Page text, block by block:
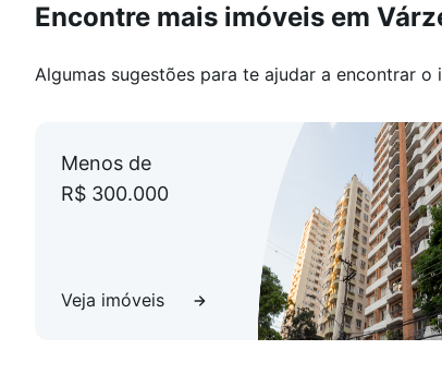
Encontre mais imóveis em
Algumas sugestões para te ajudar a encontrar o
Menos de
R$ 300.000
Veja imóveis